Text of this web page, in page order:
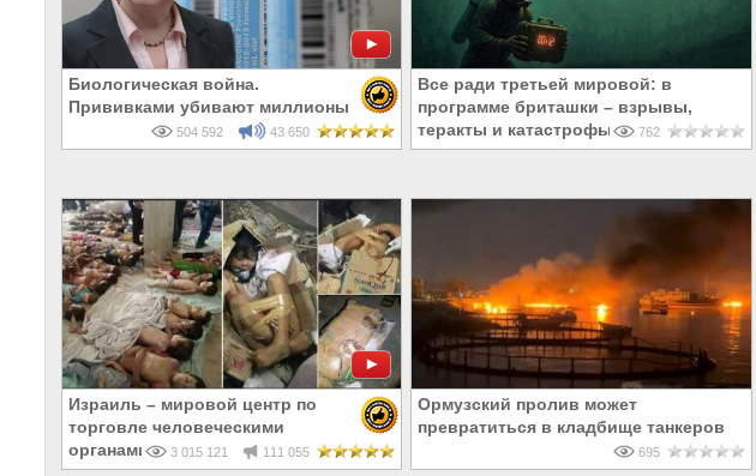
Биологическая война.
Прививками убивают миллионы
504 592 43 650
Все ради третьей мировой: в
программе бриташки – взрывы,
теракты и катастрофы
762
Израиль – мировой центр по
торговле человеческими
органами
3 015 121 111 055
Ормузский пролив может
превратиться в кладбище танкеров
695